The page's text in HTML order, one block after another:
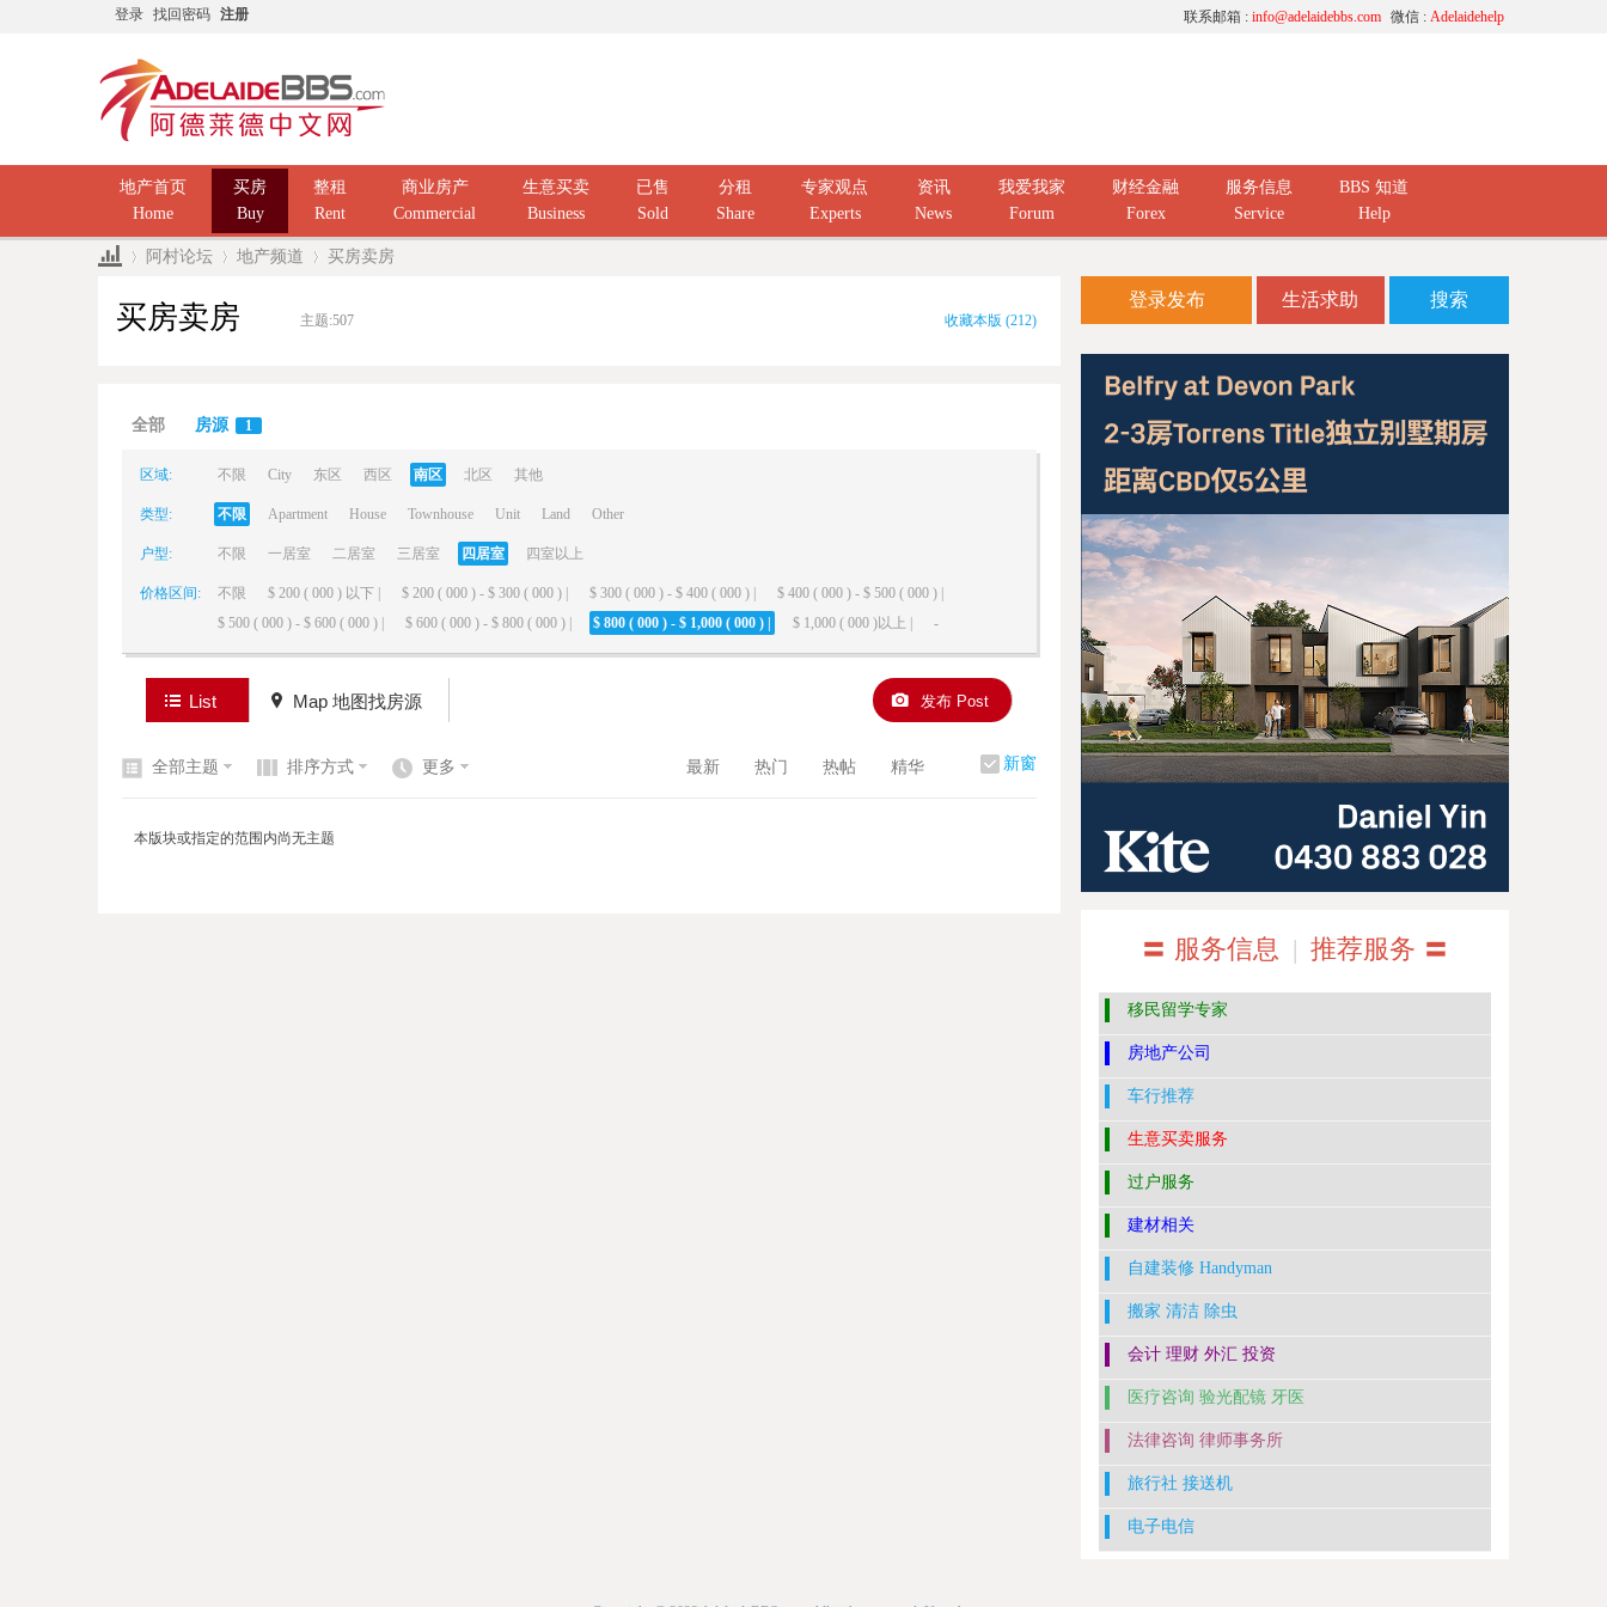
登录 找回密码 注册 微信 : Adelaidehelp
联系邮箱 : info@adelaidebbs.com
地产首页
Home
买房
Buy
整租
Rent
商业房产
Commercial
生意买卖
Business
已售
Sold
分租
Share
专家观点
Experts
资讯
News
我爱我家
Forum
财经金融
Forex
服务信息
Service
BBS 知道
Help
阿村论坛 地产频道 买房卖房
买房卖房 主题:507 收藏本版 (212)
全部 房源 1
区域: 不限 City 东区 西区 南区 北区 其他
类型: 不限 Apartment House Townhouse Unit Land Other
户型: 不限 一居室 二居室 三居室 四居室 四室以上
价格区间: 不限 $ 200 ( 000 ) 以下 | $ 200 ( 000 ) - $ 300 ( 000 ) | $ 300 ( 000 ) - $ 400 ( 000 ) |
$ 400 ( 000 ) - $ 500 ( 000 ) |
$ 500 ( 000 ) - $ 600 ( 000 ) |
$ 600 ( 000 ) - $ 800 ( 000 ) | $ 800 ( 000 ) - $ 1,000 ( 000 ) | $ 1,000 ( 000 )以上 | -
List Map 地图找房源 发布 Post
新窗
全部主题 排序方式 更多 最新 热门 热帖 精华
本版块或指定的范围内尚无主题
登录发布 生活求助 搜索
〓 服务信息 | 推荐服务 〓
移民留学专家
房地产公司
车行推荐
生意买卖服务
过户服务
建材相关
自建装修 Handyman
搬家 清洁 除虫
会计 理财 外汇 投资
医疗咨询 验光配镜 牙医
法律咨询 律师事务所
旅行社 接送机
电子电信